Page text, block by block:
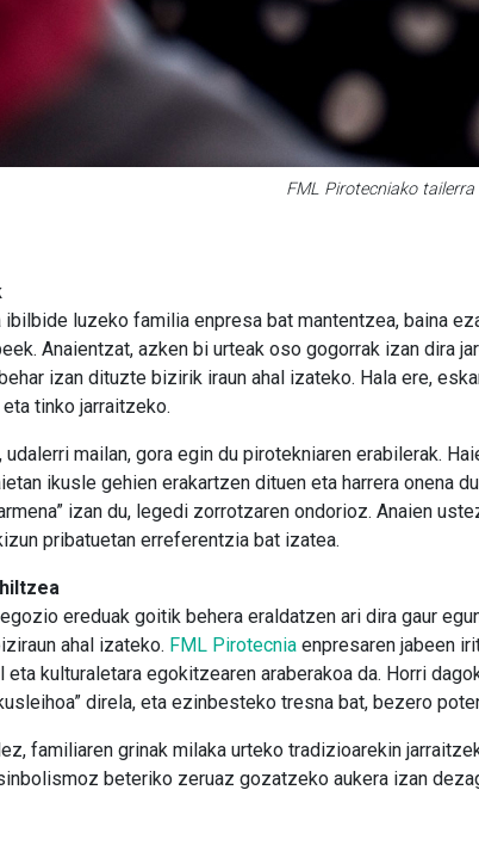
FML Pirotecniako tailerra
ibilbide luzeko familia enpresa bat mantentzea, baina
Anaientzat, azken bi urteak oso gogorrak izan dira
izan dituzte bizirik iraun ahal izateko. Hala ere,
tinko jarraitzeko.
mailan, gora egin du pirotekniaren erabilerak.
ikusle gehien erakartzen dituen eta harrera onena
izan du, legedi zorrotzaren ondorioz. Anaien
pribatuetan erreferentzia bat izatea.
hiltzea
ereduak goitik behera eraldatzen ari dira gaur
ahal izateko. FML Pirotecnia enpresaren jabeen
kulturaletara egokitzearen araberakoa da. Horri
direla, eta ezinbesteko tresna bat, bezero
familiaren grinak milaka urteko tradizioarekin
beteriko zeruaz gozatzeko aukera izan